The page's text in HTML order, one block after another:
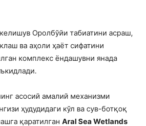
Оролбўйи табиатини асраш,
ва аҳоли ҳаёт сифатини
комплекс ёндашувни янада
асосий амалий механизми
ҳудудидаги кўл ва сув-ботқоқ
қаратилган Aral Sea Wetlands